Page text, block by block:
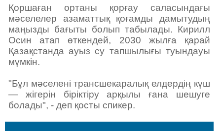
Қоршаған ортаны қорғау саласындағы
мәселелер азаматтық қоғамды дамытудың
маңызды бағыты болып табылады. Кирилл
Осин атап өткендей, 2030 жылға қарай
Қазақстанда ауыз су тапшылығы туындауы
мүмкін.
"Бұл мәселені трансшекаралық елдердің күш
— жігерін біріктіру арқылы ғана шешуге
болады", - деп қосты спикер.